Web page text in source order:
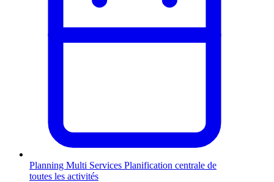
Planning Multi Services Planification centrale de
toutes les activités